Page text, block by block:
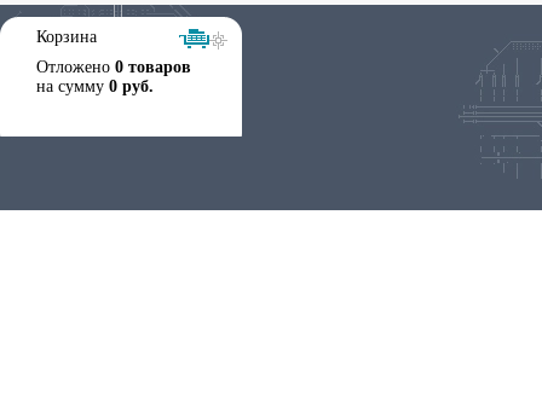
Корзина
Отложено 0 товаров
на сумму 0 руб.